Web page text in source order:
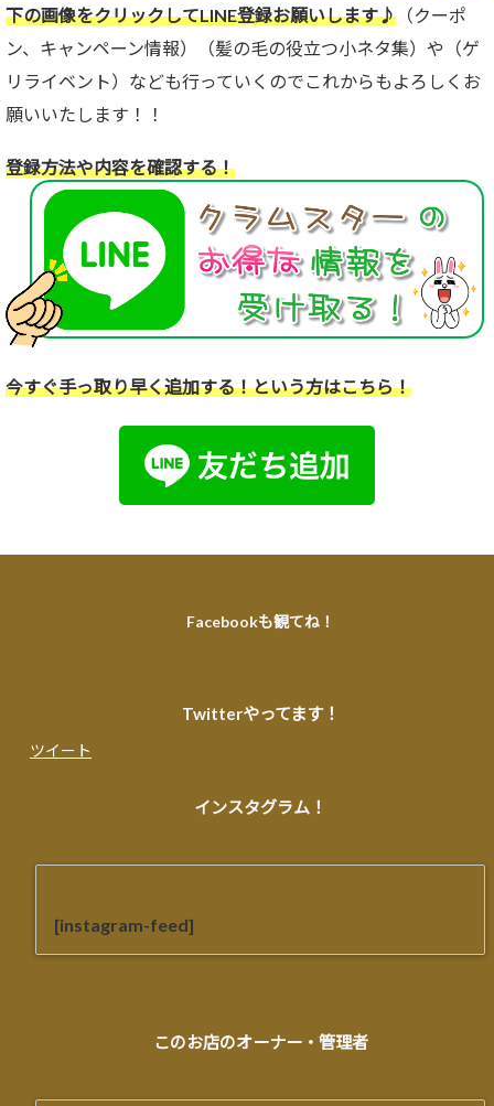
下の画像をクリックしてLINE登録お願いします♪ （クーポ
ン、キャンペーン情報）（髪の毛の役立つ小ネタ集）や（ゲ
リライベント）なども行っていくのでこれからもよろしくお
願いいたします！！
登録方法や内容を確認する！
今すぐ手っ取り早く追加する！という方はこちら！
Facebookも観てね！
Twitterやってます！
ツイート
インスタグラム！
[instagram-feed]
このお店のオーナー・管理者